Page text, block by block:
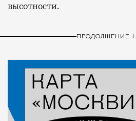
высотности.
ПРОДОЛЖЕНИЕ